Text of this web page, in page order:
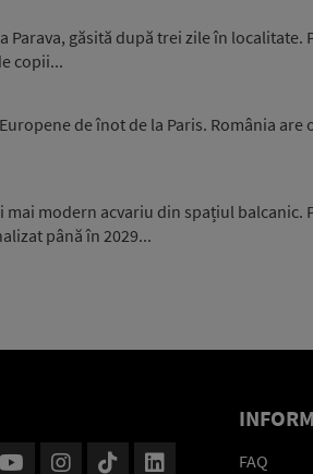
Parava, găsită după trei zile în localitate.
copii...
de înot de la Paris. România are
mai modern acvariu din spațiul
până în 2029...
FAQ